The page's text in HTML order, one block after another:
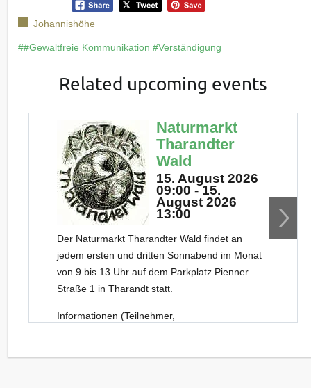
Johannishöhe
##Gewaltfreie Kommunikation #Verständigung
Related upcoming events
Naturmarkt
Tharandter
Wald
15. August 2026
09:00 - 15.
August 2026
13:00
Der Naturmarkt Tharandter Wald findet an
jedem ersten und dritten Sonnabend im Monat
von 9 bis 13 Uhr auf dem Parkplatz Pienner
Straße 1 in Tharandt statt.
Informationen (Teilnehmer,